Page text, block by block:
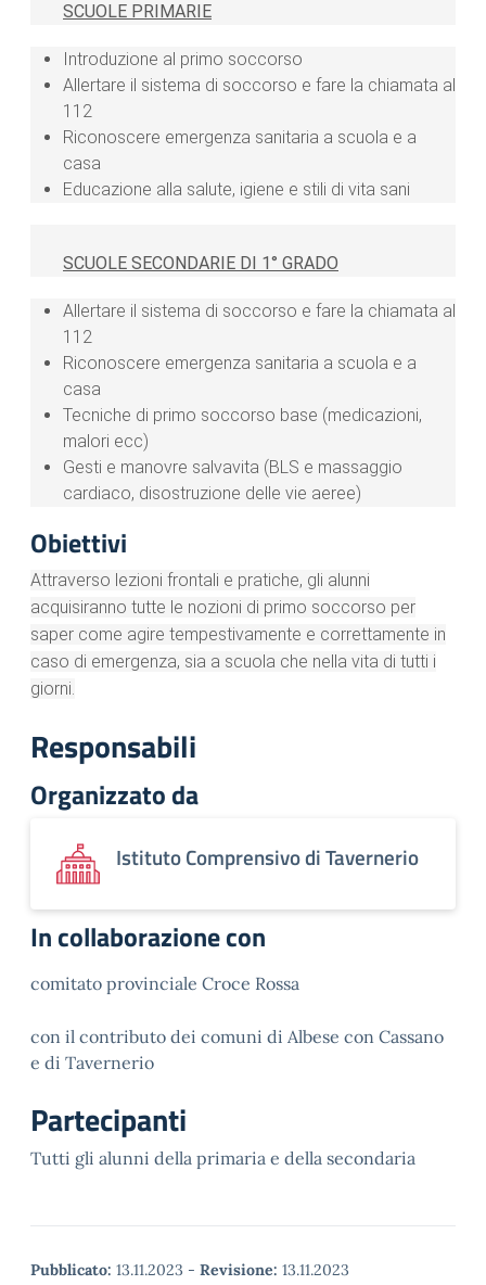
SCUOLE PRIMARIE
Introduzione al primo soccorso
Allertare il sistema di soccorso e fare la chiamata al
112
Riconoscere emergenza sanitaria a scuola e a
casa
Educazione alla salute, igiene e stili di vita sani
SCUOLE SECONDARIE DI 1° GRADO
Allertare il sistema di soccorso e fare la chiamata al
112
Riconoscere emergenza sanitaria a scuola e a
casa
Tecniche di primo soccorso base (medicazioni,
malori ecc)
Gesti e manovre salvavita (BLS e massaggio
cardiaco, disostruzione delle vie aeree)
Obiettivi
Attraverso lezioni frontali e pratiche, gli alunni
acquisiranno tutte le nozioni di primo soccorso per
saper come agire tempestivamente e correttamente in
caso di emergenza, sia a scuola che nella vita di tutti i
giorni.
Responsabili
Organizzato da
Istituto Comprensivo di Tavernerio
In collaborazione con
comitato provinciale Croce Rossa
con il contributo dei comuni di Albese con Cassano
e di Tavernerio
Partecipanti
Tutti gli alunni della primaria e della secondaria
Pubblicato: 13.11.2023 - Revisione: 13.11.2023